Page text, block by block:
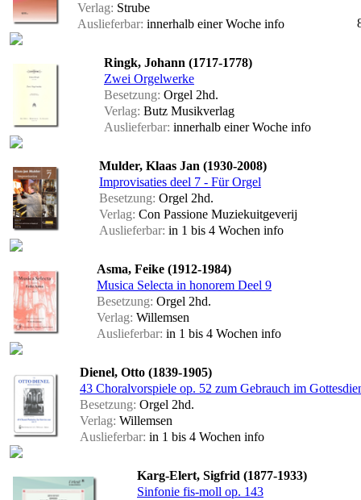
Verlag: Strube
Auslieferbar: innerhalb einer Woche info
Ringk, Johann (1717-1778)
Zwei Orgelwerke
Besetzung: Orgel 2hd.
Verlag: Butz Musikverlag
Auslieferbar: innerhalb einer Woche info
Mulder, Klaas Jan (1930-2008)
Improvisaties deel 7 - Für Orgel
Besetzung: Orgel 2hd.
Verlag: Con Passione Muziekuitgeverij
Auslieferbar: in 1 bis 4 Wochen info
Asma, Feike (1912-1984)
Musica Selecta in honorem Deel 9
Besetzung: Orgel 2hd.
Verlag: Willemsen
Auslieferbar: in 1 bis 4 Wochen info
Dienel, Otto (1839-1905)
43 Choralvorspiele op. 52 zum Gebrauch im
Besetzung: Orgel 2hd.
Verlag: Willemsen
Auslieferbar: in 1 bis 4 Wochen info
Karg-Elert, Sigfrid (1877-1933)
Sinfonie fis-moll op. 143